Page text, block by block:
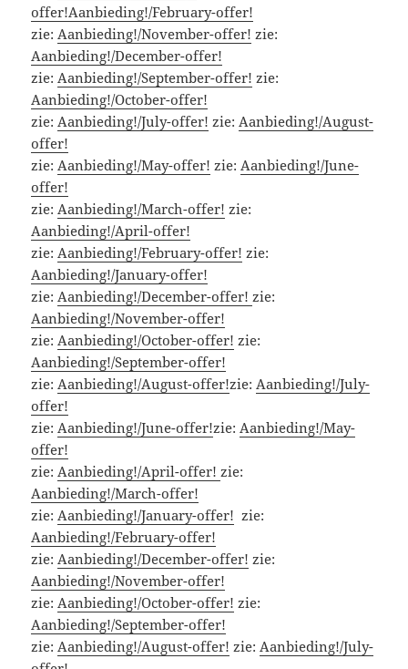
offer!Aanbieding!/February-offer!
zie: Aanbieding!/November-offer! zie:
Aanbieding!/December-offer!
zie: Aanbieding!/September-offer! zie:
Aanbieding!/October-offer!
zie: Aanbieding!/July-offer! zie: Aanbieding!/August-
offer!
zie: Aanbieding!/May-offer! zie: Aanbieding!/June-
offer!
zie: Aanbieding!/March-offer! zie:
Aanbieding!/April-offer!
zie: Aanbieding!/February-offer! zie:
Aanbieding!/January-offer!
zie: Aanbieding!/December-offer!zie:
Aanbieding!/November-offer!
zie: Aanbieding!/October-offer! zie:
Aanbieding!/September-offer!
zie: Aanbieding!/August-offer!zie: Aanbieding!/July-
offer!
zie: Aanbieding!/June-offer!zie: Aanbieding!/May-
offer!
zie: Aanbieding!/April-offer!zie:
Aanbieding!/March-offer!
zie: Aanbieding!/January-offer! zie:
Aanbieding!/February-offer!
zie: Aanbieding!/December-offer! zie:
Aanbieding!/November-offer!
zie: Aanbieding!/October-offer! zie:
Aanbieding!/September-offer!
zie: Aanbieding!/August-offer! zie: Aanbieding!/July-